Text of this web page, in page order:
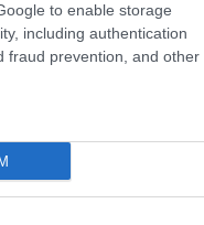
to enable storage
including authentication
fraud prevention, and other